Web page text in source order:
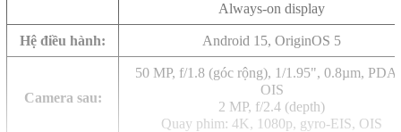
Always-on display
Hệ điều hành: Android 15, OriginOS 5
Camera sau:
50 MP, f/1.8 (góc rộng), 1/1.95", 0.8µm,
OIS
2 MP, f/2.4 (depth)
Quay phim: 4K, 1080p, gyro-EIS, OIS